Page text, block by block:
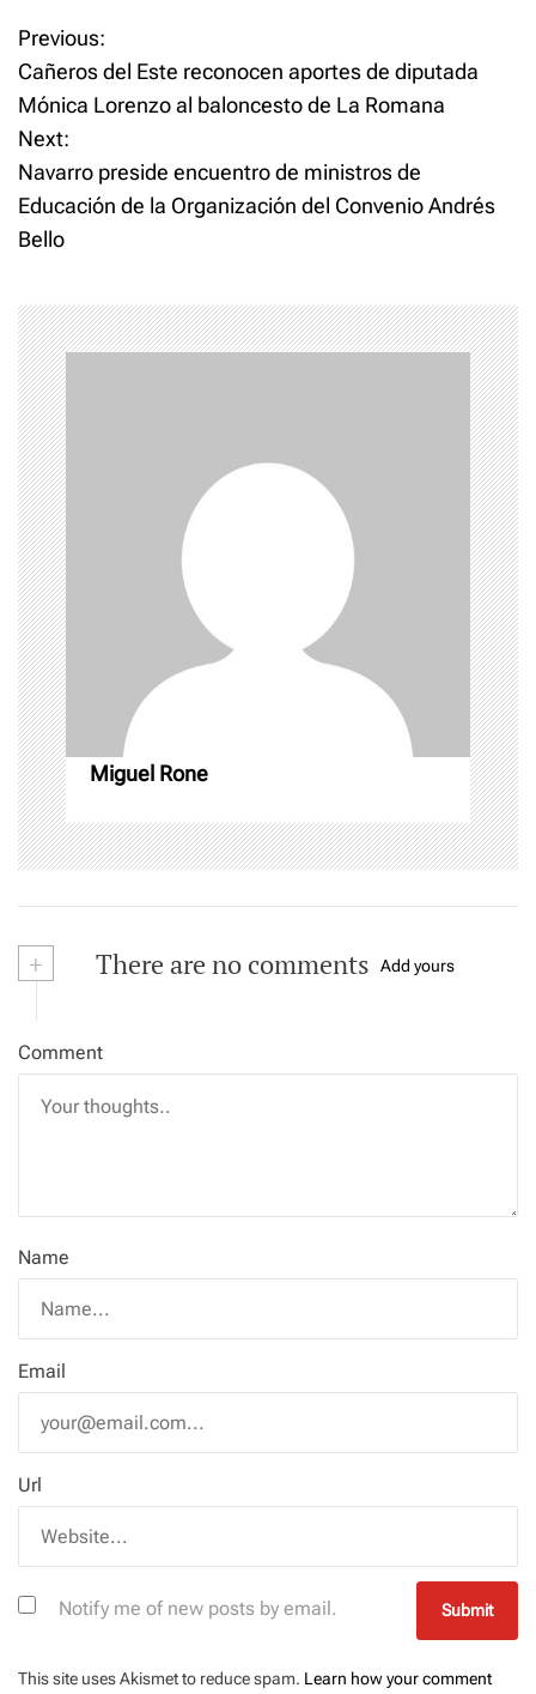
P
o
s
t
n
a
v
i
g
a
t
i
o
n
Previous:
Cañeros del Este reconocen aportes de diputada
Mónica Lorenzo al baloncesto de La Romana
Next:
Navarro preside encuentro de ministros de
Educación de la Organización del Convenio Andrés
Bello
Miguel Rone
+ There are no comments Add yours
Comment
Name
Email
Url
Notify me of new posts by email.
This site uses Akismet to reduce spam. Learn how your comment